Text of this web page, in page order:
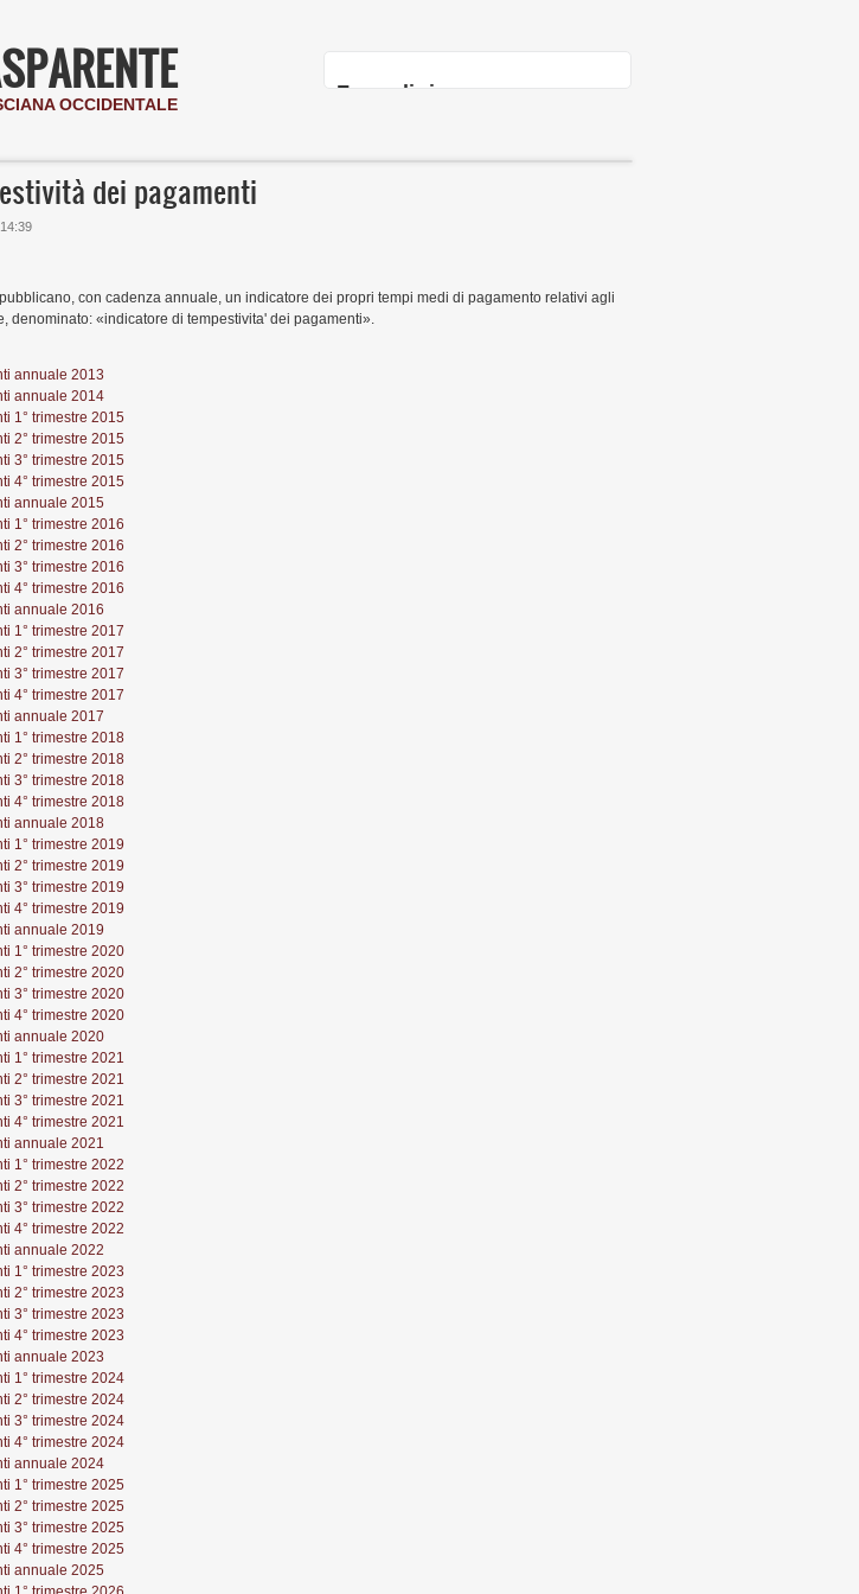
OCCIDENTALE Form di ricerca
dei pagamenti
con cadenza annuale, un indicatore dei propri tempi medi di pagamento relativi agli
denominato: «indicatore di tempestivita' dei pagamenti».
annuale 2013
annuale 2014
1° trimestre 2015
2° trimestre 2015
3° trimestre 2015
4° trimestre 2015
annuale 2015
1° trimestre 2016
2° trimestre 2016
3° trimestre 2016
4° trimestre 2016
annuale 2016
1° trimestre 2017
2° trimestre 2017
3° trimestre 2017
4° trimestre 2017
annuale 2017
1° trimestre 2018
2° trimestre 2018
3° trimestre 2018
4° trimestre 2018
annuale 2018
1° trimestre 2019
2° trimestre 2019
3° trimestre 2019
4° trimestre 2019
annuale 2019
1° trimestre 2020
2° trimestre 2020
3° trimestre 2020
4° trimestre 2020
annuale 2020
1° trimestre 2021
2° trimestre 2021
3° trimestre 2021
4° trimestre 2021
annuale 2021
1° trimestre 2022
2° trimestre 2022
3° trimestre 2022
4° trimestre 2022
annuale 2022
1° trimestre 2023
2° trimestre 2023
3° trimestre 2023
4° trimestre 2023
annuale 2023
1° trimestre 2024
2° trimestre 2024
3° trimestre 2024
4° trimestre 2024
annuale 2024
1° trimestre 2025
2° trimestre 2025
3° trimestre 2025
4° trimestre 2025
annuale 2025